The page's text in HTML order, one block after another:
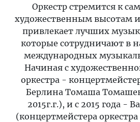
Оркестр стремится к
художественным высотам
привлекает лучших
которые сотрудничают в
международных
Начиная с
оркестра -
Берлина Томаша
2015г.г.), и с 2015 года -
(концертмейстера